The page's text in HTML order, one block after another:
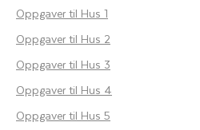
Oppgaver til Hus 1
Oppgaver til Hus 2
Oppgaver til Hus 3
Oppgaver til Hus 4
Oppgaver til Hus 5